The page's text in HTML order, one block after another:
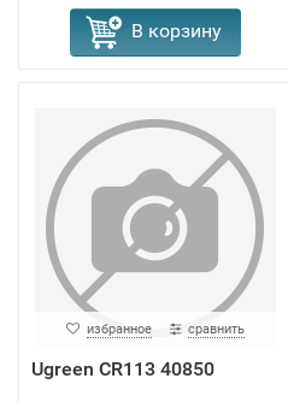
В корзину
избранное сравнить
Ugreen CR113 40850